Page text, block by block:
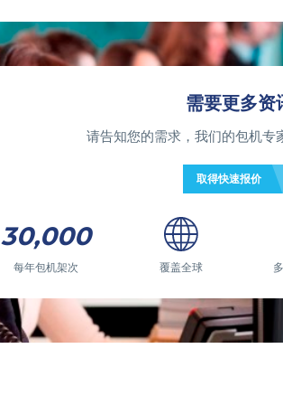
需要更多资
请告知您的需求，我们的包机专
取得快速报价
30,000
每年包机架次 覆盖全球